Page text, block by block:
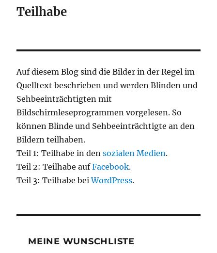
Teilhabe
Auf diesem Blog sind die Bilder in der Regel im
Quelltext beschrieben und werden Blinden und
Sehbeeinträchtigten mit
Bildschirmleseprogrammen vorgelesen. So
können Blinde und Sehbeeinträchtigte an den
Bildern teilhaben.
Teil 1: Teilhabe in densozialen Medien.
Teil 2: Teilhabe aufFacebook.
Teil 3: Teilhabe beiWordPress.
MEINE WUNSCHLISTE